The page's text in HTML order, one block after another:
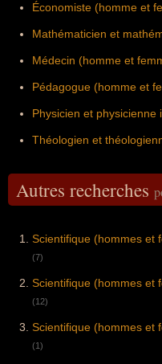
Économiste (homme et
Mathématicien et
Médecin (homme et
Pédagogue (homme et
Physicien et physicienne
Théologien et
Autres recherches
Scientifique (hommes et
(7)
Scientifique (hommes et
(12)
Scientifique (hommes et
(1)